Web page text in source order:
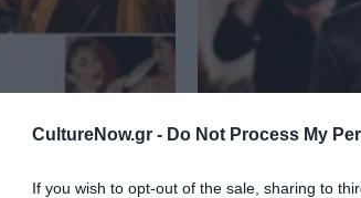
CultureNow.gr - Do Not Process My
If you wish to opt-out of the sale, sharing to